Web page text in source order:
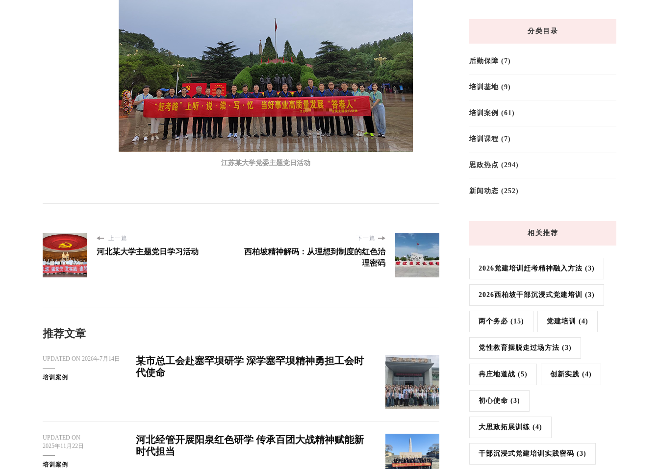
江苏某大学党委主题党日活动
上一篇
河北某大学主题党日学习活动
下一篇
西柏坡精神解码：从理想到制度的红色治
理密码
推荐文章
UPDATED ON 2026年7月14日
培训案例
某市总工会赴塞罕坝研学 深学塞罕坝精神勇担工会时
代使命
UPDATED ON
2025年11月22日
培训案例
河北经管开展阳泉红色研学 传承百团大战精神赋能新
时代担当
分类目录
后勤保障 (7)
培训基地 (9)
培训案例 (61)
培训课程 (7)
思政热点 (294)
新闻动态 (252)
相关推荐
2026党建培训赶考精神融入方法 (3)
2026西柏坡干部沉浸式党建培训 (3)
两个务必 (15) 党建培训 (4)
党性教育摆脱走过场方法 (3)
冉庄地道战 (5) 创新实践 (4)
初心使命 (3)
大思政拓展训练 (4)
干部沉浸式党建培训实践密码 (3)